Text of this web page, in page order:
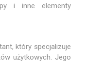
i inne elementy
który specjalizuje
użytkowych. Jego